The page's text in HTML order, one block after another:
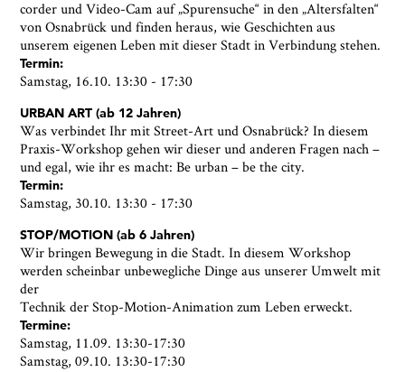
corder und Video-Cam auf „Spurensuche“ in den „Altersfalten“
von Osnabrück und finden heraus, wie Geschichten aus
unserem eigenen Leben mit dieser Stadt in Verbindung stehen.
Termin:
Samstag, 16.10. 13:30 - 17:30
URBAN ART (ab 12 Jahren)
Was verbindet Ihr mit Street-Art und Osnabrück? In diesem
Praxis-Workshop gehen wir dieser und anderen Fragen nach –
und egal, wie ihr es macht: Be urban – be the city.
Termin:
Samstag, 30.10. 13:30 - 17:30
STOP/MOTION (ab 6 Jahren)
Wir bringen Bewegung in die Stadt. In diesem Workshop
werdenscheinbar unbewegliche Dinge aus unserer Umwelt mit
der
Technik der Stop-Motion-Animation zum Leben erweckt.
Termine:
Samstag, 11.09. 13:30-17:30
Samstag, 09.10. 13:30-17:30